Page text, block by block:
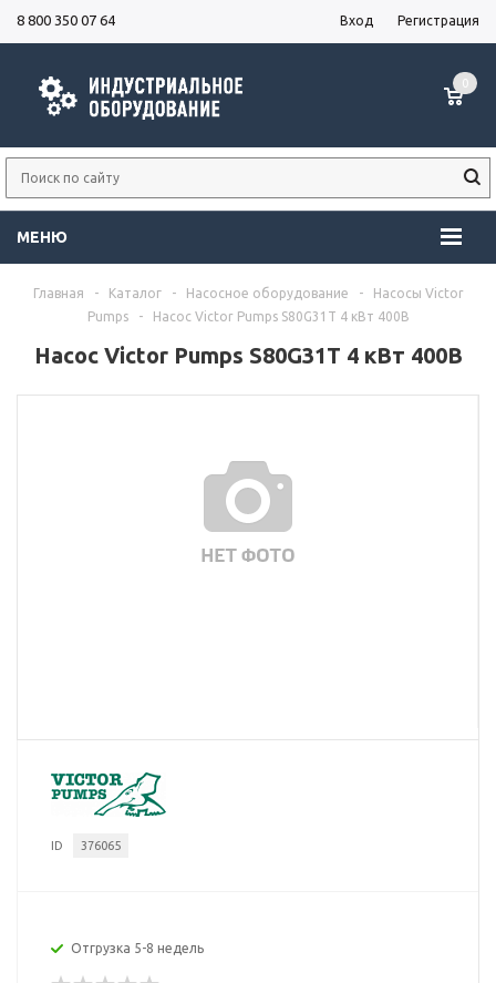
8 800 350 07 64 Вход Регистрация
МЕНЮ
0
Главная - Каталог - Насосное оборудование -
Насосы Victor
Pumps
- Насос Victor Pumps S80G31T 4 кВт 400В
Насос Victor Pumps S80G31T 4 кВт 400В
ID 376065
Отгрузка 5-8 недель